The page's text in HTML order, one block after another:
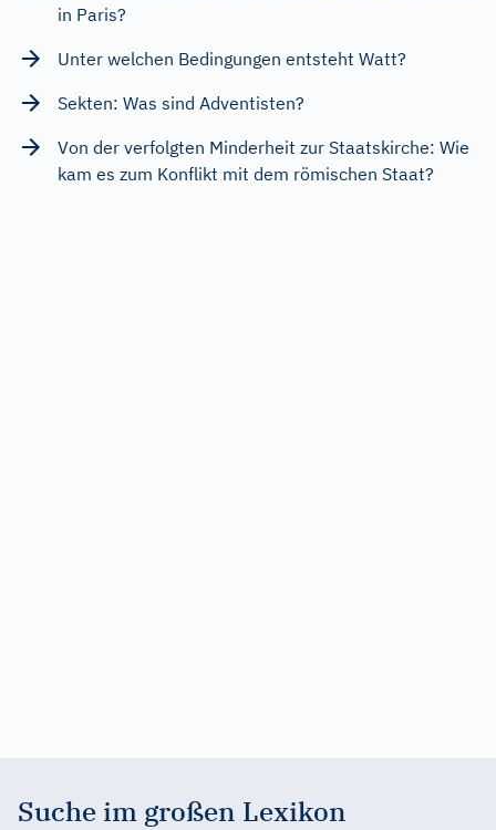
in Paris?
Unter welchen Bedingungen entsteht Watt?
Sekten: Was sind Adventisten?
Von der verfolgten Minderheit zur Staatskirche: Wie
kam es zum Konflikt mit dem römischen Staat?
Suche im großen Lexikon